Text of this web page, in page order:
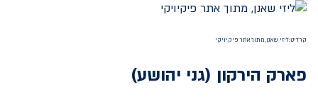
קרדיט:ליזי שאנן, מתוך אתר פיקיויקי
פארק הירקון (גני יהושע)